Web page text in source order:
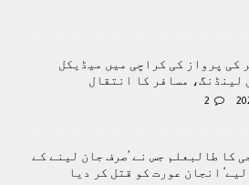
کی پرواز کی کراچی میں میڈیکل
لینڈنگ، مسافر کا انتقال
2
کا طالبعلم جس نے ’صرف جان لینے کے
انجان عورت کو قتل کر دیا